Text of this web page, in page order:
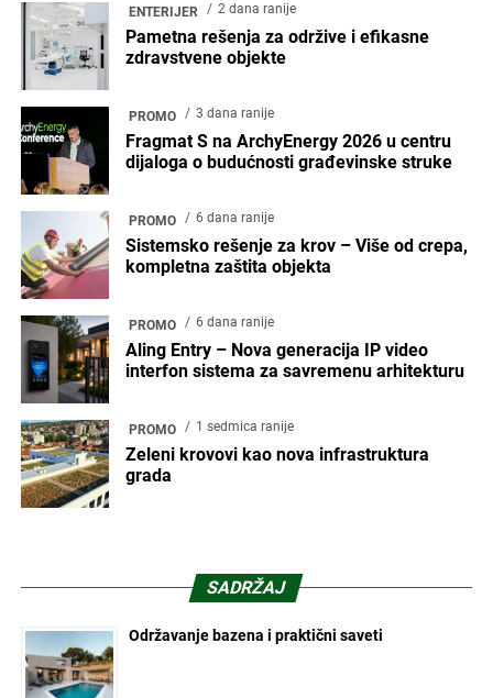
ENTERIJER 2 dana ranije
Pametna rešenja za održive i efikasne
zdravstvene objekte
PROMO 3 dana ranije
Fragmat S na ArchyEnergy 2026 u centru
dijaloga o budućnosti građevinske struke
PROMO 6 dana ranije
Sistemsko rešenje za krov – Više od crepa,
kompletna zaštita objekta
PROMO 6 dana ranije
Aling Entry – Nova generacija IP video
interfon sistema za savremenu arhitekturu
PROMO 1 sedmica ranije
Zeleni krovovi kao nova infrastruktura
grada
SADRŽAJ
Održavanje bazena i praktični saveti